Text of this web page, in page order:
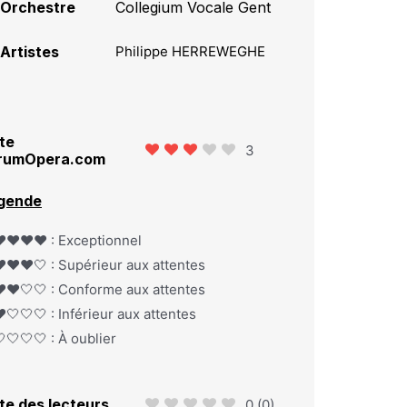
Orchestre Collegium Vocale Gent
Artistes Philippe HERREWEGHE
3
: Exceptionnel
: Supérieur aux attentes
: Conforme aux attentes
: Inférieur aux attentes
: À oublier